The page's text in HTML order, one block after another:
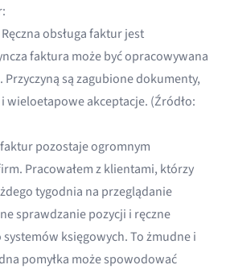
Ręczna obsługa faktur jest
faktura może być opracowywana
są zagubione dokumenty,
akceptacje. (Źródło:
pozostaje ogromnym
Pracowałem z klientami, którzy
tygodnia na przeglądanie
sprawdzanie pozycji i ręczne
księgowych. To żmudne i
pomyłka może spowodować